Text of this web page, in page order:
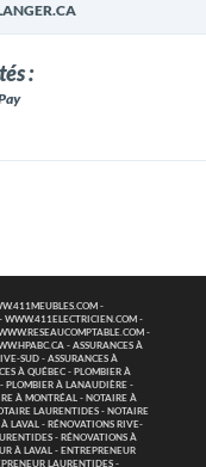
:
-
- WWW.411ELECTRICIEN.COM -
-
- ASSURANCES À
SUD - ASSURANCES À
À QUÉBEC - PLOMBIER À
- PLOMBIER À LANAUDIÈRE -
À MONTRÉAL - NOTAIRE À
LAURENTIDES- NOTAIRE
À LAVAL- RÉNOVATIONS RIVE-
- RÉNOVATIONS À
À LAVAL - ENTREPRENEUR
LAURENTIDES -